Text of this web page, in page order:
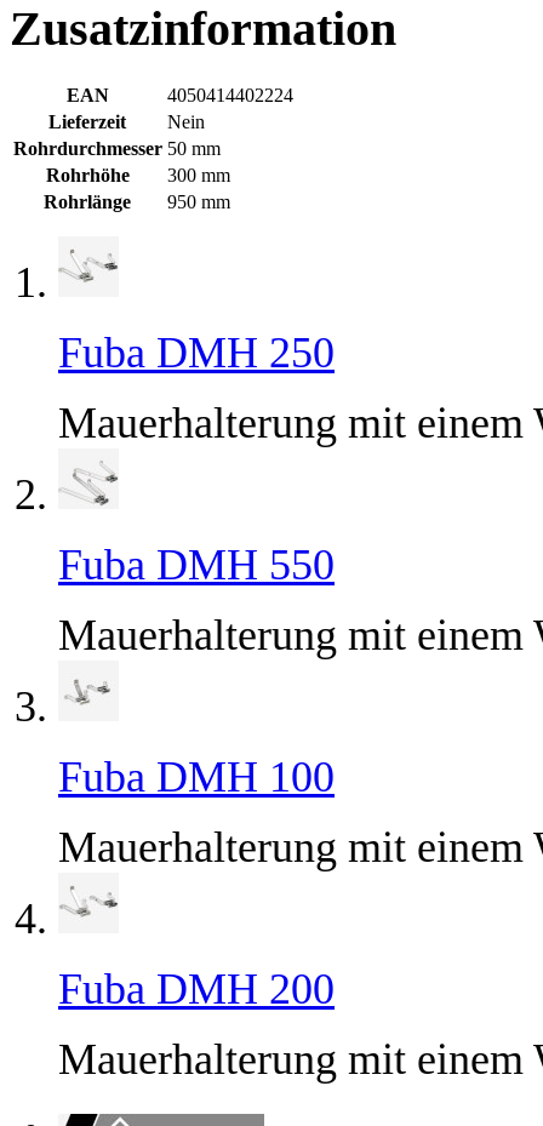
Zusatzinformation
EAN
4050414402224
Lieferzeit
Nein
Rohrdurchmesser 50 mm
Rohrhöhe
300 mm
Rohrlänge
950 mm
Fuba DMH 250
Mauerhalterung mit einem
Fuba DMH 550
Mauerhalterung mit einem
Fuba DMH 100
Mauerhalterung mit einem
Fuba DMH 200
Mauerhalterung mit einem